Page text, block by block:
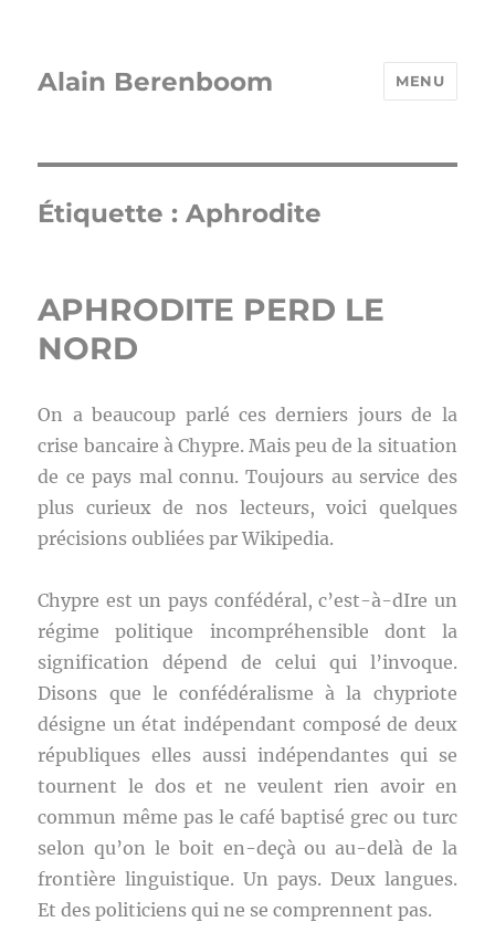
Alain Berenboom MENU
Étiquette :Aphrodite
APHRODITE PERD LE
NORD
On a beaucoup parlé ces derniers jours de la
crise bancaire à Chypre. Mais peu de la situation
de ce pays mal connu. Toujours au service des
plus curieux de nos lecteurs, voici quelques
précisions oubliées par Wikipedia.
Chypre est un pays confédéral, c’est-à-dIre un
régime politique incompréhensible dont la
signification dépend de celui qui l’invoque.
Disons que le confédéralisme à la chypriote
désigne un état indépendant composé de deux
républiques elles aussi indépendantes qui se
tournent le dos et ne veulent rien avoir en
commun même pas le café baptisé grec ou turc
selon qu’on le boit en-deçà ou au-delà de la
frontière linguistique. Un pays. Deux langues.
Et des politiciens qui ne se comprennent pas.